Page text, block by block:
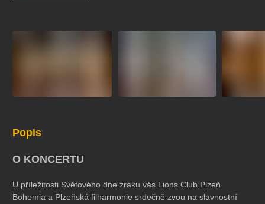
Popis
O KONCERTU
U příležitosti Světového dne zraku vás Lions Club Plzeň
Bohemia a Plzeňská filharmonie srdečně zvou na slavnostní